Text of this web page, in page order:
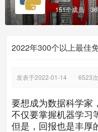
151个成员
2022年300个以上最佳
发表于2022-01-14 6523
要想成为数据科学家
不仅要掌握机器学习
但是，回报也是丰厚